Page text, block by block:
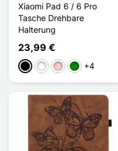
Xiaomi Pad 6 / 6 Pro
Tasche Drehbare
Halterung
23,99 €
Schwarz
WeißPinkGrün+4